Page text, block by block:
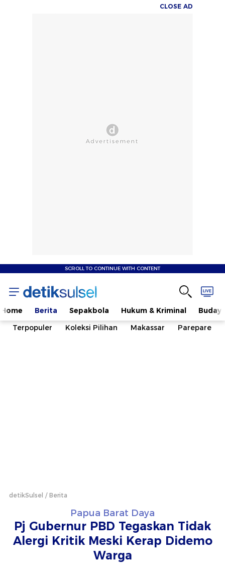
CLOSE AD
SCROLL TO CONTINUE WITH CONTENT
Home Berita Sepakbola Hukum & Kriminal
Terpopuler
Koleksi Pilihan Makassar Parepare
detikSulsel Berita
Papua Barat Daya
Pj Gubernur PBD Tegaskan Tidak
Alergi Kritik Meski Kerap Didemo
Warga